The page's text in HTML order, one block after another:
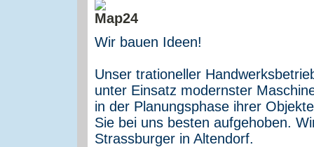
Wir bauen Ideen!
Unser trationeller
unter Einsatz modernster
in der Planungsphase ihrer
Sie bei uns besten aufgehoben.
Strassburger in Altendorf.